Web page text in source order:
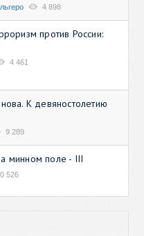
4 898
против России:
4 461
К девяностолетию
9 289
минном поле - III
526